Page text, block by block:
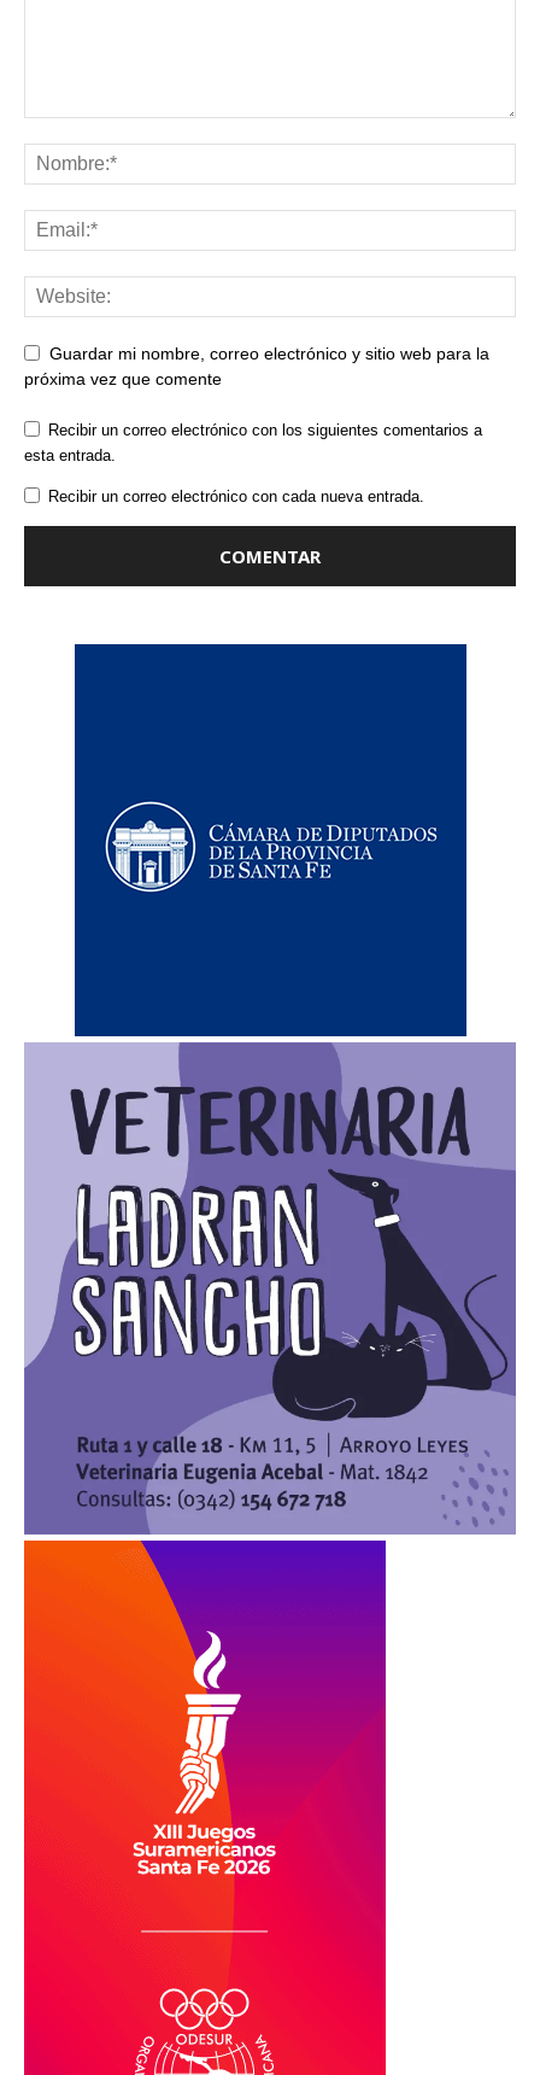
Guardar mi nombre, correo electrónico y sitio web para la
próxima vez que comente
Recibir un correo electrónico con los siguientes comentarios a
esta entrada.
Recibir un correo electrónico con cada nueva entrada.